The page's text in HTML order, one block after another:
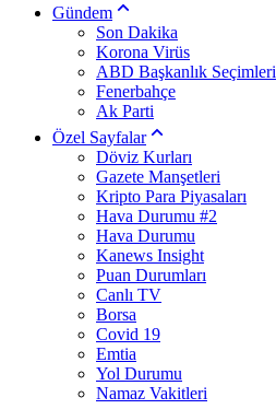
Gündem
Son Dakika
Korona Virüs
ABD Başkanlık Seçimleri
Fenerbahçe
Ak Parti
Özel Sayfalar
Döviz Kurları
Gazete Manşetleri
Kripto Para Piyasaları
Hava Durumu #2
Hava Durumu
Kanews Insight
Puan Durumları
Canlı TV
Borsa
Covid 19
Emtia
Yol Durumu
Namaz Vakitleri